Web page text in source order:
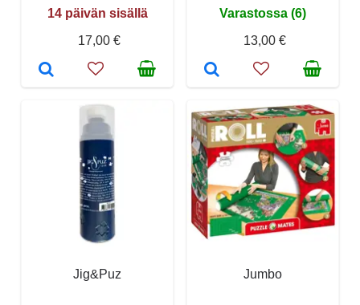
14 päivän sisällä
17,00 €
Varastossa (6)
13,00 €
Jig&Puz Jumbo